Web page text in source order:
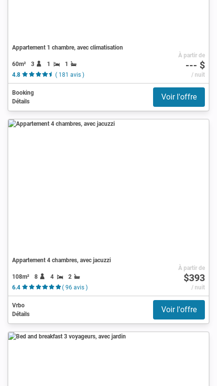
Appartement 1 chambre, avec climatisation
60m² 3 1
1
4.8
( 181 avis )
À partir de
--- $
/ nuit
Booking
Détails
Voir l'offre
Appartement 4 chambres, avec jacuzzi
108m² 8 4
2
6.4
( 96 avis )
À partir de
$393
/ nuit
Vrbo
Détails
Voir l'offre